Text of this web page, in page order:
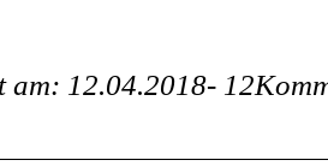
am: 12.04.2018-